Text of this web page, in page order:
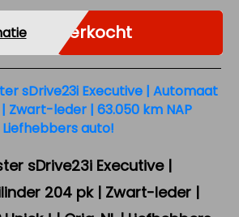
Verkocht
sDrive23i Executive |
204 pk | Zwart-leder |